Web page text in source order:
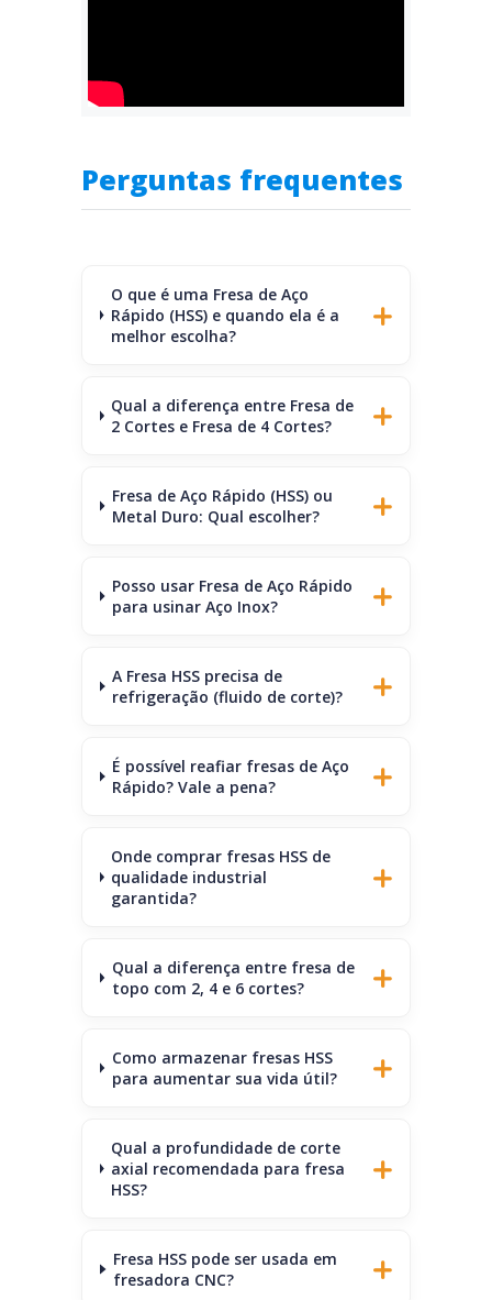
Perguntas frequentes
O que é uma Fresa de Aço
Rápido (HSS) e quando ela é a
melhor escolha?
Qual a diferença entre Fresa de
2 Cortes e Fresa de 4 Cortes?
Fresa de Aço Rápido (HSS) ou
Metal Duro: Qual escolher?
Posso usar Fresa de Aço Rápido
para usinar Aço Inox?
A Fresa HSS precisa de
refrigeração (fluido de corte)?
É possível reafiar fresas de Aço
Rápido? Vale a pena?
Onde comprar fresas HSS de
qualidade industrial
garantida?
Qual a diferença entre fresa de
topo com 2, 4 e 6 cortes?
Como armazenar fresas HSS
para aumentar sua vida útil?
Qual a profundidade de corte
axial recomendada para fresa
HSS?
Fresa HSS pode ser usada em
fresadora CNC?